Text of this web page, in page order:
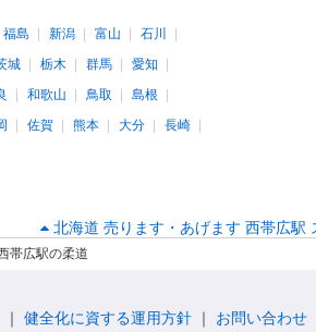
福島 新潟 富山
石川
城 栃木 群馬
愛知
和歌山 鳥取
島根
佐賀 熊本 大分
長崎
北海道 売ります・あげます 西帯広駅
帯広駅の柔道
健全化に資する運用方針 お問い合わせ